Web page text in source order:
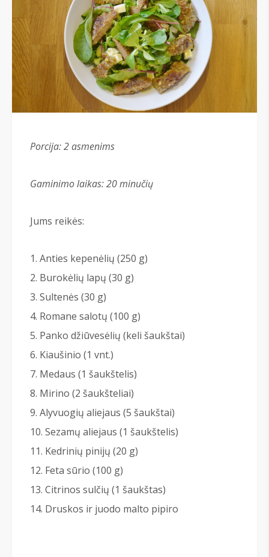
Porcija: 2 asmenims
Gaminimo laikas: 20 minučių
Jums reikės:
Anties kepenėlių (250 g)
Burokėlių lapų (30 g)
Sultenės (30 g)
Romane salotų (100 g)
Panko džiūvesėlių (keli šaukštai)
Kiaušinio (1 vnt.)
Medaus (1 šaukštelis)
Mirino (2 šaukšteliai)
Alyvuogių aliejaus (5 šaukštai)
Sezamų aliejaus (1 šaukštelis)
Kedrinių pinijų (20 g)
Feta sūrio (100 g)
Citrinos sulčių (1 šaukštas)
Druskos ir juodo malto pipiro